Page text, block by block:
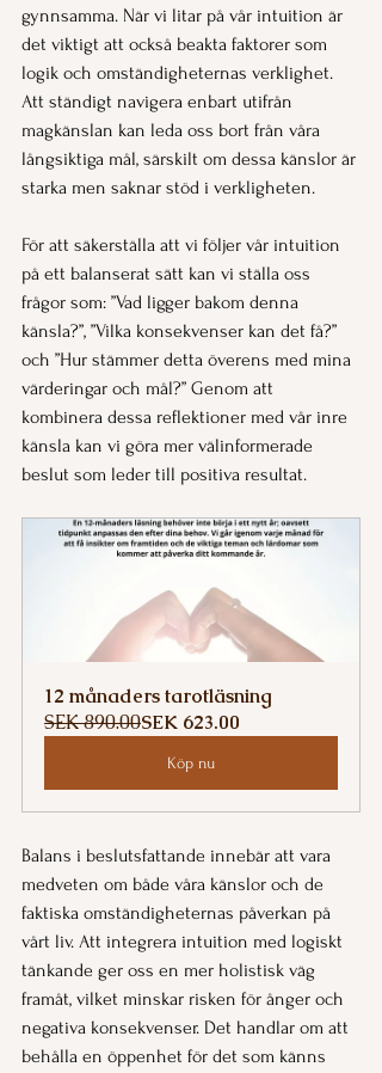
gynnsamma. När vi litar på vår intuition är
det viktigt att också beakta faktorer som
logik och omständigheternas verklighet.
Att ständigt navigera enbart utifrån
magkänslan kan leda oss bort från våra
långsiktiga mål, särskilt om dessa känslor är
starka men saknar stöd i verkligheten.
För att säkerställa att vi följer vår intuition
på ett balanserat sätt kan vi ställa oss
frågor som: ”Vad ligger bakom denna
känsla?”, ”Vilka konsekvenser kan det få?”
och ”Hur stämmer detta överens med mina
värderingar och mål?” Genom att
kombinera dessa reflektioner med vår inre
känsla kan vi göra mer välinformerade
beslut som leder till positiva resultat.
12 månaders tarotläsning
SEK 890.00SEK 623.00
Köp nu
Balans i beslutsfattande innebär att vara
medveten om både våra känslor och de
faktiska omständigheternas påverkan på
vårt liv. Att integrera intuition med logiskt
tänkande ger oss en mer holistisk väg
framåt, vilket minskar risken för ånger och
negativa konsekvenser. Det handlar om att
behålla en öppenhet för det som känns